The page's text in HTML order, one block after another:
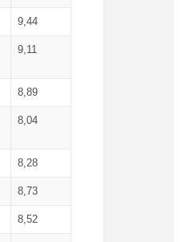
9,44
9,11
8,89
8,04
8,28
8,73
8,52